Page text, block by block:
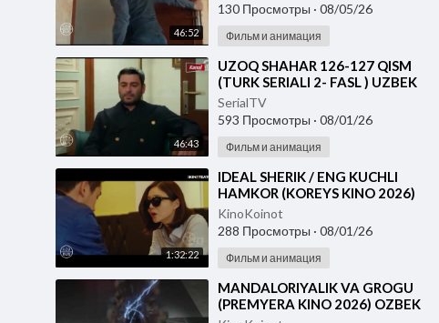
46:52
130 Просмотры · 08/05/26
Фильм и анимация
46:43
⁣UZOQ SHAHAR 126-127 QISM
(TURK SERIALI 2- FASL ) UZBEK
TILIDA
SerialTV
593 Просмотры · 08/01/26
Фильм и анимация
1:32:22
⁣IDEAL SHERIK / ENG KUCHLI
HAMKOR (KOREYS KINO 2026)
UZBEK TILIDA
KinoKoinot
288 Просмотры · 08/01/26
Фильм и анимация
⁣MANDALORIYALIK VA GROGU
(PREMYERA KINO 2026) OZBEK